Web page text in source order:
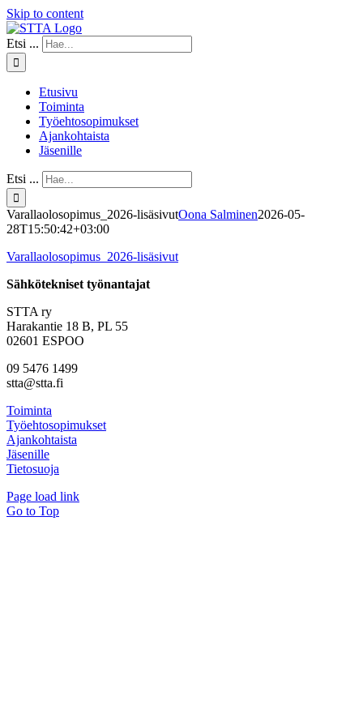
Skip to content
Etsi ...
Etusivu
Toiminta
Työehtosopimukset
Ajankohtaista
Jäsenille
Etsi ...
Varallaolosopimus_2026-lisäsivutOona Salminen2026-05-
28T15:50:42+03:00
Varallaolosopimus_2026-lisäsivut
Sähkötekniset työnantajat
STTA ry
Harakantie 18 B, PL 55
02601 ESPOO
09 5476 1499
stta@stta.fi
Toiminta
Työehtosopimukset
Ajankohtaista
Jäsenille
Tietosuoja
Page load link
Go to Top